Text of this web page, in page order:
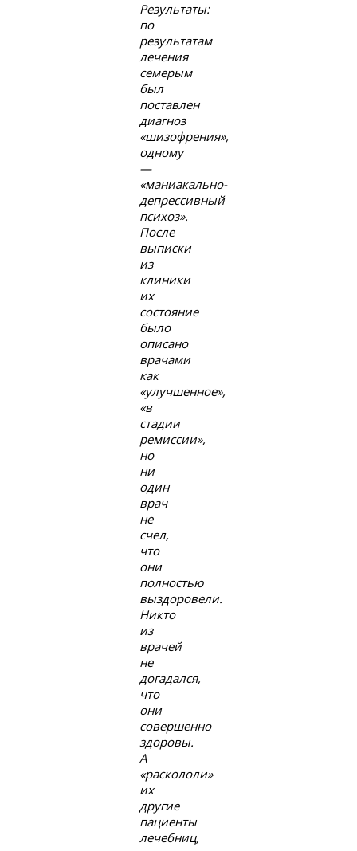
Результаты:
по
результатам
лечения
семерым
был
поставлен
диагноз
«шизофрения»,
одному
—
«маниакально-
депрессивный
психоз».
После
выписки
из
клиники
их
состояние
было
описано
врачами
как
«улучшенное»,
«в
стадии
ремиссии»,
но
ни
один
врач
не
счел,
что
они
полностью
выздоровели.
Никто
из
врачей
не
догадался,
что
они
совершенно
здоровы.
А
«раскололи»
их
другие
пациенты
лечебниц,